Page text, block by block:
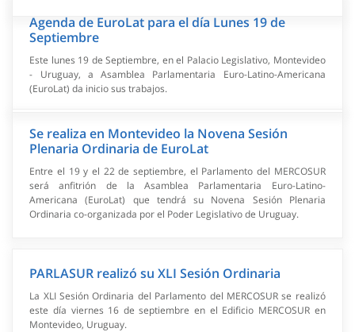
Agenda de EuroLat para el día Lunes 19 de
Septiembre
Este lunes 19 de Septiembre, en el Palacio Legislativo, Montevideo
- Uruguay, a Asamblea Parlamentaria Euro-Latino-Americana
(EuroLat) da inicio sus trabajos.
Se realiza en Montevideo la Novena Sesión
Plenaria Ordinaria de EuroLat
Entre el 19 y el 22 de septiembre, el Parlamento del MERCOSUR
será anfitrión de la Asamblea Parlamentaria Euro-Latino-
Americana (EuroLat) que tendrá su Novena Sesión Plenaria
Ordinaria co-organizada por el Poder Legislativo de Uruguay.
PARLASUR realizó su XLI Sesión Ordinaria
La XLI Sesión Ordinaria del Parlamento del MERCOSUR se realizó
este día viernes 16 de septiembre en el Edificio MERCOSUR en
Montevideo, Uruguay.